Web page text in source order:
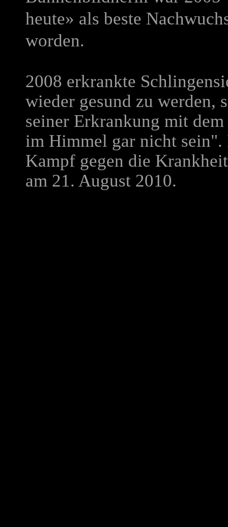
heute» als beste
worden.
2008 erkrankte
wieder gesund zu werden,
seiner Erkrankung mit
im Himmel gar nicht
Kampf gegen die
am 21. August 2010.